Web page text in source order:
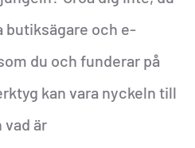
butiksägare och e-
du och funderar på
kan vara nyckeln till
vad är